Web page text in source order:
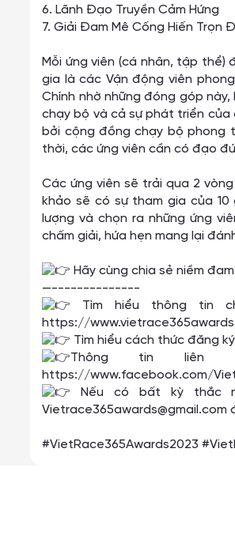
6. Lãnh Đạo Truyền Cảm Hứng
7. Giải Đam Mê Cống Hiến Trọn
Mỗi ứng viên (cá nhân, tập thể)
gia là các Vận động viên
Chính nhờ những đóng góp
chạy bộ và cả sự phát triển
bởi cộng đồng chạy bộ phong
thời, các ứng viên cần có đạo
Các ứng viên sẽ trải qua 2
khảo sẽ có sự tham gia của
lượng và chọn ra những ứng
chấm giải, hứa hẹn mang lại
Hãy cùng chia sẻ niềm
—--------------
Tìm hiểu thông tin
https://
Tìm hiểu cách thức đăng
Thông tin liên
https://www.facebook.com/
Nếu có bất kỳ thắc
Vietrace365awards@gmail.com
#VietRace365Awards2023